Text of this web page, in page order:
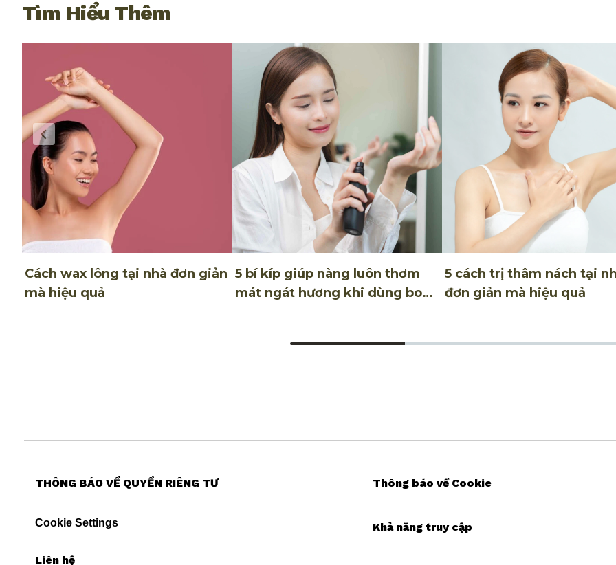
Tìm Hiểu Thêm
Cách wax lông tại nhà đơn giản
mà hiệu quả
5 bí kíp giúp nàng luôn thơm
mát ngát hương khi dùng body
5 cách trị thâm nách tại
đơn giản mà hiệu quả
THÔNG BÁO VỀ QUYỀN RIÊNG TƯ
Cookie Settings
Liên hệ
Thông báo về Cookie
Khả năng truy cập